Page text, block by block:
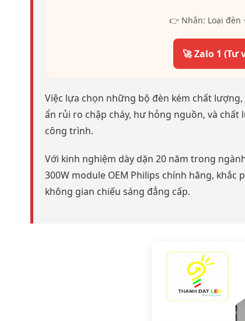
👉 Nhắn: Loại đèn
🚀 Zalo 1 (Tư
Việc lựa chọn những bộ đèn kém chất
ẩn rủi ro chập cháy, hư hỏng nguồn, và
công trình.
Với kinh nghiệm dày dặn 20 năm trong
300W module OEM Philips chính hãng,
không gian chiếu sáng đẳng cấp.